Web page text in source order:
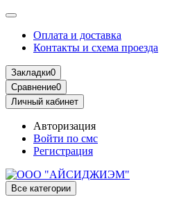
Оплата и доставка
Контакты и схема проезда
Закладки0
Сравнение0
Личный кабинет
Авторизация
Войти по смс
Регистрация
Все категории